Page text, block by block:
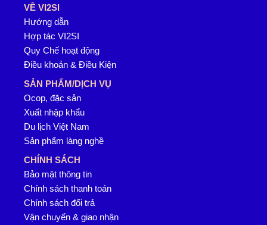
VỀ VI2SI
Hướng dẫn
Hợp tác VI2SI
Quy Chế hoạt động
Điều khoản & Điều Kiện
SẢN PHẨM/DỊCH VỤ
Ocop, đặc sản
Xuất nhập khẩu
Du lịch Việt Nam
Sản phẩm làng nghề
CHÍNH SÁCH
Bảo mật thông tin
Chính sách thanh toán
Chính sách đổi trả
Vận chuyển & giao nhận